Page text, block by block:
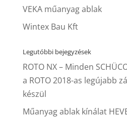
VEKA műanyag ablak
Wintex Bau Kft
Legutóbbi bejegyzések
ROTO NX – Minden
a ROTO 2018-as legújabb
készül
Műanyag ablak kínálat